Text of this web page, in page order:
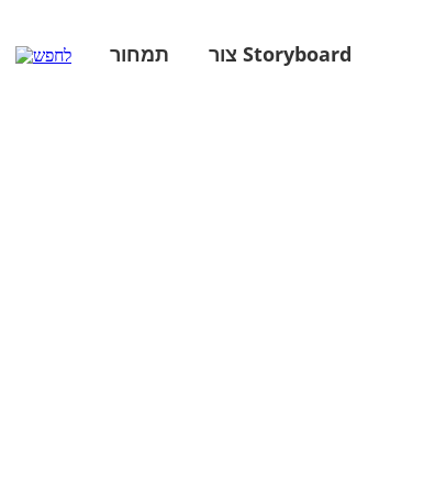
תמחור צור Storyboard